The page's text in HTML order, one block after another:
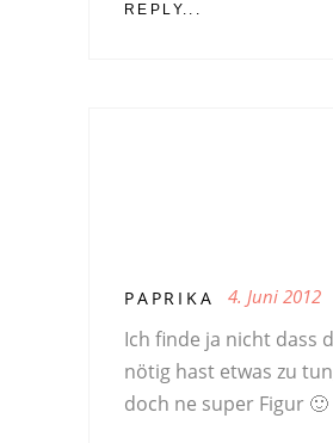
REPLY...
PAPRIKA 4. Juni 2012
Ich finde ja nicht dass
nötig hast etwas zu
doch ne super Figur 🙂